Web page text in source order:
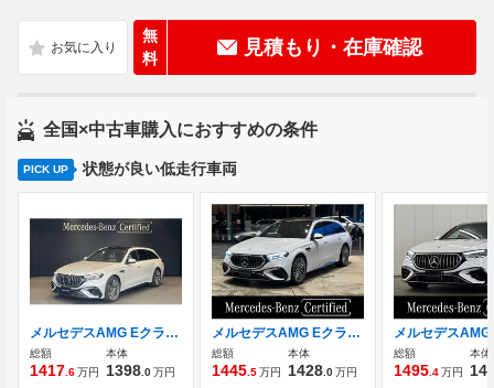
無
料
見積もり・在庫確認
全国×中古車購入におすすめの条件
PICK UP 状態が良い低走行車両
メルセデスAMG Eクラスワゴン E 53 ハイブリッド 4マチックプラス (PHEV) 4WD MP202502 デジタルインテリアパッケージ
総額
1417 .6万円
本体
1398 .0万円
メルセデスAMG Eクラスワゴン E 53 ハイブリッド 4マチックプラス (PHEV) 4WD MP202502 オパリスホワイト/ナッパレザーブラック/ア
総額
1445 .5万円
本体
1428 .0万円
総額
1495 .4万円
本体